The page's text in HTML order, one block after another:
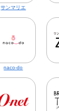
サンマリエ
naco-do